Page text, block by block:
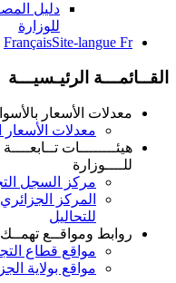
دليل
للوزارة
FrançaisSite-langue Fr
القــائمـــة الرئيـسيـــة
معدلات الأسعار
معدلات الأسعار
هيئــــــــات تــابعــــة
للــــوزارة
مركز السجل
المركز الجزائري
للتحاليل
روابط ومواقــع تهمــك
مواقع قطاع
مواقع بولاية